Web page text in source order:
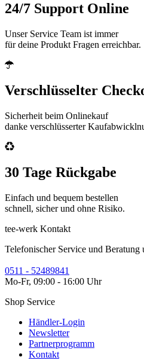
24/7 Support Online
Unser Service Team ist immer
für deine Produkt Fragen erreichbar.
Verschlüsselter
Sicherheit beim Onlinekauf
danke verschlüsserter
30 Tage Rückgabe
Einfach und bequem bestellen
schnell, sicher und ohne Risiko.
tee-werk Kontakt
Telefonischer Service und Beratung
0511 - 52489841
Mo-Fr, 09:00 - 16:00 Uhr
Shop Service
Händler-Login
Newsletter
Partnerprogramm
Kontakt